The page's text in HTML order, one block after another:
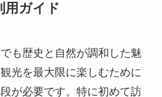
用ガイド
も歴史と自然が調和した魅
光を最大限に楽しむために
が必要です。特に初めて訪